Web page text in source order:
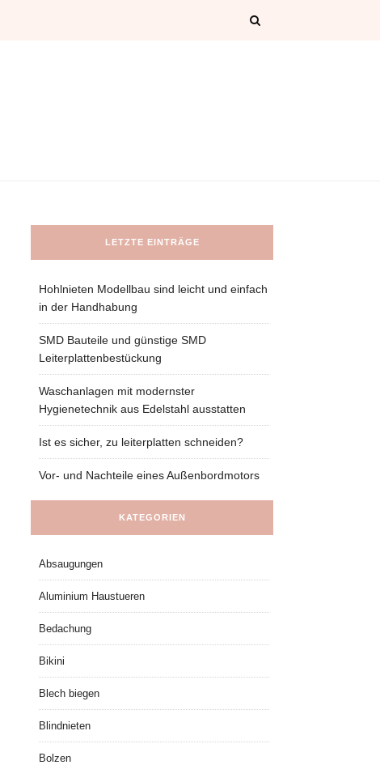
LETZTE EINTRÄGE
Hohlnieten Modellbau sind leicht und einfach
in der Handhabung
SMD Bauteile und günstige SMD
Leiterplattenbestückung
Waschanlagen mit modernster
Hygienetechnik aus Edelstahl ausstatten
Ist es sicher, zu leiterplatten schneiden?
Vor- und Nachteile eines Außenbordmotors
KATEGORIEN
Absaugungen
Aluminium Haustueren
Bedachung
Bikini
Blech biegen
Blindnieten
Bolzen